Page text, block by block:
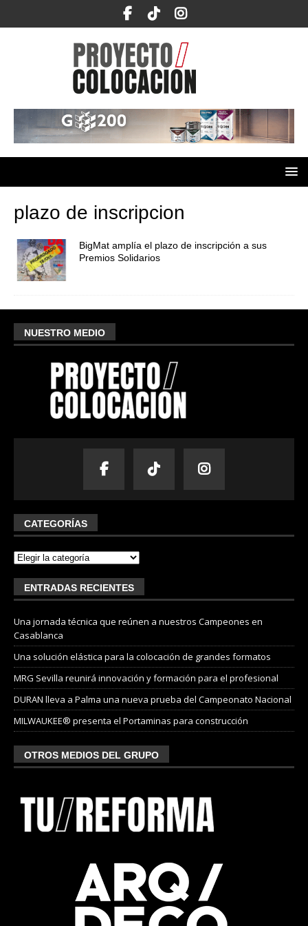
plazo de inscripcion
BigMat amplía el plazo de inscripción a sus
Premios Solidarios
NUESTRO MEDIO
CATEGORÍAS
ENTRADAS RECIENTES
Una jornada técnica que reúnen a nuestros Campeones en
Casablanca
Una solución elástica para la colocación de grandes formatos
MRG Sevilla reunirá innovación y formación para el profesional
DURAN lleva a Palma una nueva prueba del Campeonato Nacional
MILWAUKEE® presenta el Portaminas para construcción
OTROS MEDIOS DEL GRUPO